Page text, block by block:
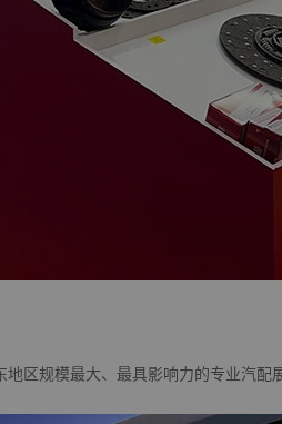
区规模最大、最具影响力的专业汽